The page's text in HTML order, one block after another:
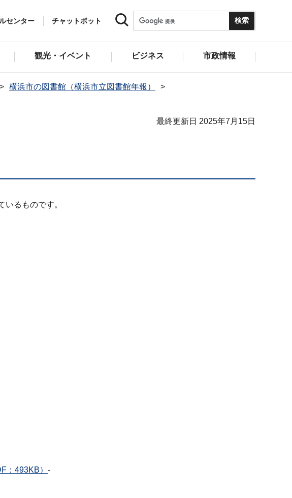
センター チャットボット
観光・イベント ビジネス 市政情報
横浜市の図書館（横浜市立図書館年報）
最終更新日 2025年7月15日
るものです。
：493KB） -